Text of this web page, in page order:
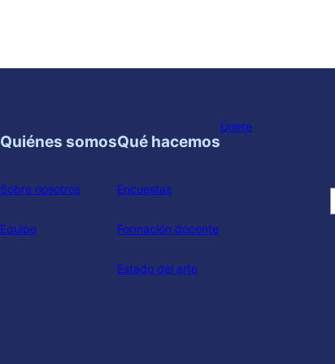
Quiénes somos
Sobre nosotros
Equipo
Qué hacemos
Encuestas
Formación docente
Estado del arte
Únete